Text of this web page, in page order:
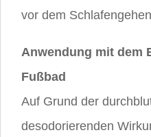
vor dem
Anwendung mit dem
Fußbad
Auf Grund der
desodorierenden